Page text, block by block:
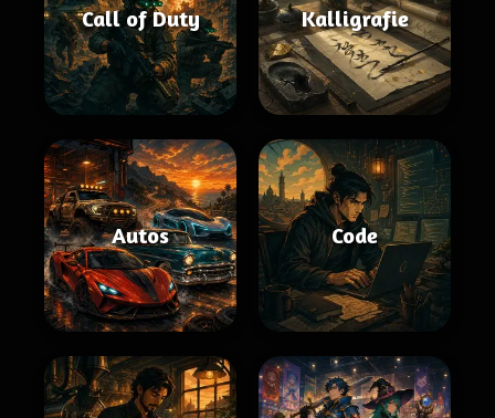
Call of Duty Kalligrafie
Autos Code